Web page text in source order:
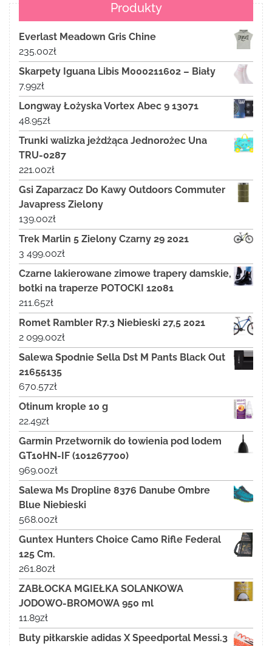
Produkty
Everlast Meadown Gris Chine
235.00zł
Skarpety Iguana Libis M000211602 – Biały
7.99zł
Longway Łożyska Vortex Abec 9 13071
48.95zł
Trunki walizka jeżdżąca Jednorożec Una
TRU-0287
221.00zł
Gsi Zaparzacz Do Kawy Outdoors Commuter
Javapress Zielony
139.00zł
Trek Marlin 5 Zielony Czarny 29 2021
3 499.00zł
Czarne lakierowane zimowe trapery damskie,
botki na traperze POTOCKI 12081
211.65zł
Romet Rambler R7.3 Niebieski 27,5 2021
2 099.00zł
Salewa Spodnie Sella Dst M Pants Black Out
21655135
670.57zł
Otinum krople 10 g
22.49zł
Garmin Przetwornik do łowienia pod lodem
GT10HN-IF (101267700)
969.00zł
Salewa Ms Dropline 8376 Danube Ombre
Blue Niebieski
568.00zł
Guntex Hunters Choice Camo Rifle Federal
125 Cm.
261.80zł
ZABŁOCKA MGIEŁKA SOLANKOWA
JODOWO-BROMOWA 950 ml
11.89zł
Buty piłkarskie adidas X Speedportal Messi.3